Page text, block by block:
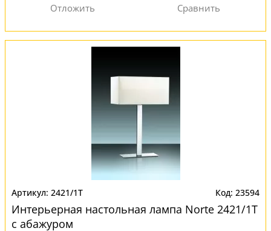
2421/1T 23594
Интерьерная настольная лампа Norte 2421/1T
с абажуром